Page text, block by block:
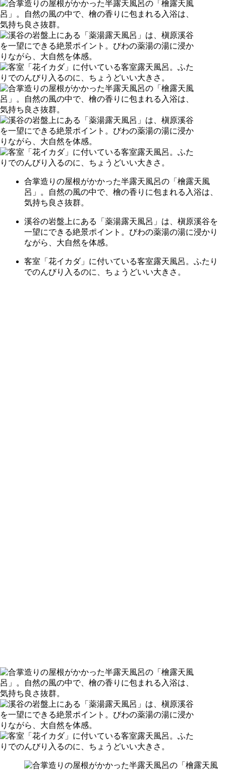
合掌造りの屋根がかかった半露天風呂の「檜露天風
呂」。自然の風の中で、檜の香りに包まれる入浴は、
気持ち良さ抜群。
溪谷の岩盤上にある「薬湯露天風呂」は、槇原溪谷を
一望にできる絶景ポイント。びわの薬湯の湯に浸かり
ながら、大自然を体感。
客室「花イカダ」に付いている客室露天風呂。ふたり
でのんびり入るのに、ちょうどいい大きさ。